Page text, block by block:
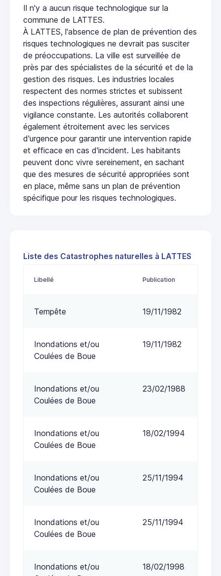
Il n'y a aucun risque technologique sur la
commune de LATTES.
À LATTES, l'absence de plan de prévention des
risques technologiques ne devrait pas susciter
de préoccupations. La ville est surveillée de
près par des spécialistes de la sécurité et de la
gestion des risques. Les industries locales
respectent des normes strictes et subissent
des inspections régulières, assurant ainsi une
vigilance constante. Les autorités collaborent
également étroitement avec les services
d'urgence pour garantir une intervention rapide
et efficace en cas d'incident. Les habitants
peuvent donc vivre sereinement, en sachant
que des mesures de sécurité appropriées sont
en place, même sans un plan de prévention
spécifique pour les risques technologiques.
Liste des Catastrophes naturelles à LATTES
Libellé Publication
Tempête 19/11/1982
Inondations et/ou
Coulées de Boue
19/11/1982
Inondations et/ou
Coulées de Boue
23/02/1988
Inondations et/ou
Coulées de Boue
18/02/1994
Inondations et/ou
Coulées de Boue
25/11/1994
Inondations et/ou
Coulées de Boue
25/11/1994
Inondations et/ou
18/02/1998